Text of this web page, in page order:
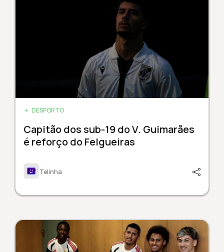
DESPORTO
Capitão dos sub-19 do V. Guimarães
é reforço do Felgueiras
Telinha